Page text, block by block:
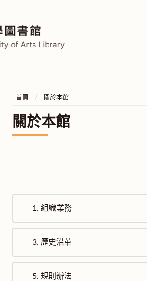
首頁 關於本館
關於本館
1. 組織業務
3. 歷史沿革
5. 規則辦法